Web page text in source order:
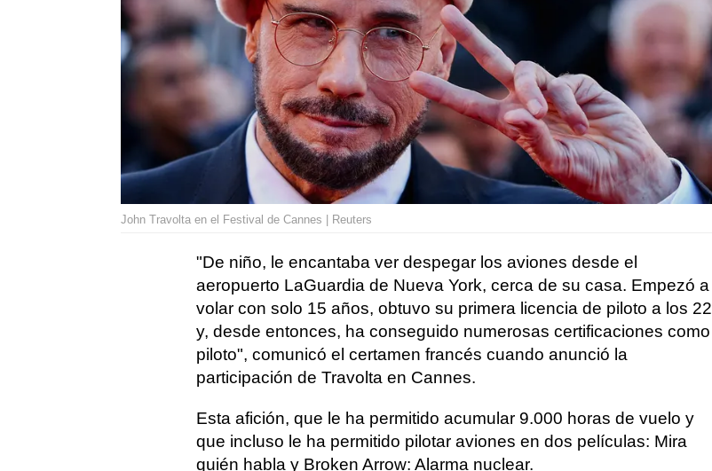
John Travolta en el Festival de Cannes | Reuters
"De niño, le encantaba ver despegar los aviones desde el
aeropuerto LaGuardia de Nueva York, cerca de su casa. Empezó a
volar con solo 15 años, obtuvo su primera licencia de piloto a los 22
y, desde entonces, ha conseguido numerosas certificaciones como
piloto", comunicó el certamen francés cuando anunció la
participación de Travolta en Cannes.
Esta afición, que le ha permitido acumular 9.000 horas de vuelo y
que incluso le ha permitido pilotar aviones en dos películas: Mira
quién habla y Broken Arrow: Alarma nuclear.